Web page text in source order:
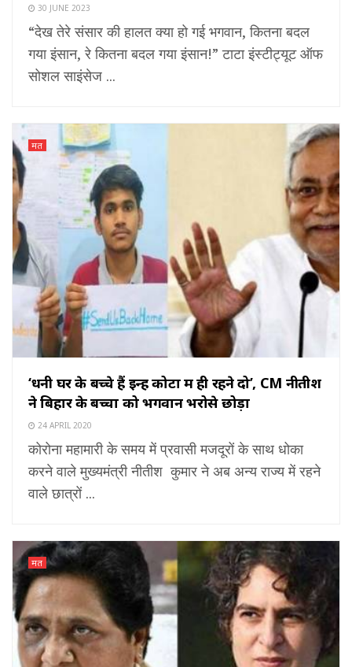
30 JUNE 2023
“देख तेरे संसार की हालत क्या हो गई भगवान, कितना बदल
गया इंसान, रे कितना बदल गया इंसान!” टाटा इंस्टीट्यूट ऑफ
सोशल साइंसेज ...
मत
‘धनी घर के बच्चे हैं इन्हें कोटा में ही रहने दो’, CM नीतीश
ने बिहार के बच्चों को भगवान भरोसे छोड़ा
24 APRIL 2020
कोरोना महामारी के समय में प्रवासी मजदूरों के साथ धोका
करने वाले मुख्यमंत्री नीतीश कुमार ने अब अन्य राज्य में रहने
वाले छात्रों ...
मत